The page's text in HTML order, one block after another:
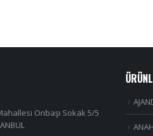
Onbaşı Sokak 5/5